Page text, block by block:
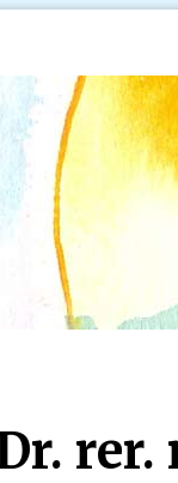
rer.